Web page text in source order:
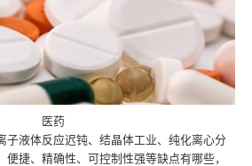
医药
子液体反应迟钝、结晶体工业、纯化离心分
捷、精确性、可控制性强等缺点有哪些，